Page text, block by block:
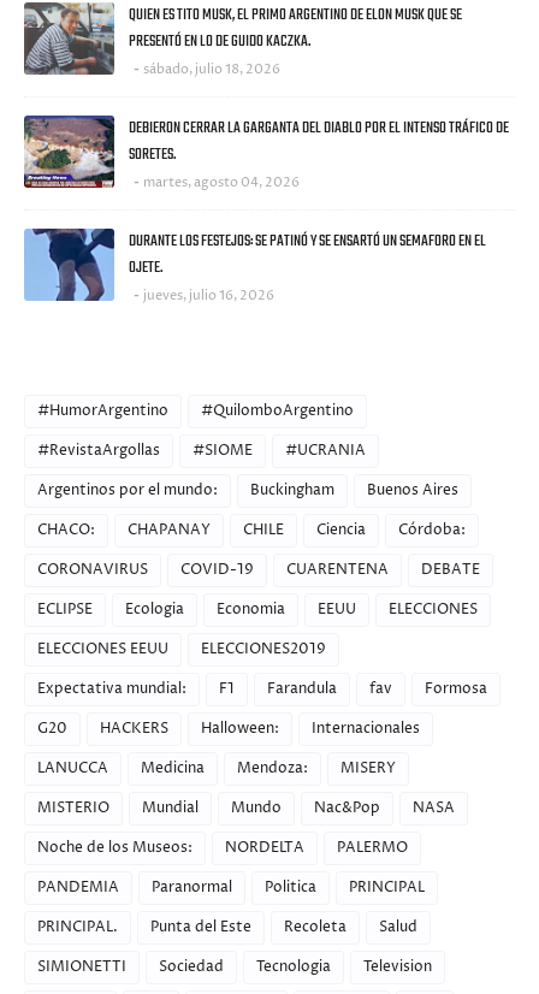
QUIEN ES TITO MUSK, EL PRIMO ARGENTINO DE ELON MUSK QUE SE
PRESENTÓ EN LO DE GUIDO KACZKA.
sábado, julio 18, 2026
DEBIERON CERRAR LA GARGANTA DEL DIABLO POR EL INTENSO TRÁFICO DE
SORETES.
martes, agosto 04, 2026
DURANTE LOS FESTEJOS: SE PATINÓ Y SE ENSARTÓ UN SEMAFORO EN EL
OJETE.
jueves, julio 16, 2026
#HumorArgentino
#QuilomboArgentino
#RevistaArgollas
#SIOME
#UCRANIA
Argentinos por el mundo:
Buckingham
Buenos Aires
CHACO:
CHAPANAY CHILE Ciencia
Córdoba:
CORONAVIRUS
COVID-19 CUARENTENA
DEBATE
ECLIPSE
Ecologia Economia EEUU
ELECCIONES
ELECCIONES EEUU
ELECCIONES2019
Expectativa mundial:
F1 Farandula fav
Formosa
G20
HACKERS Halloween:
Internacionales
LANUCCA
Medicina Mendoza:
MISERY
MISTERIO
Mundial Mundo Nac&Pop
NASA
Noche de los Museos:
NORDELTA
PALERMO
PANDEMIA
Paranormal Politica
PRINCIPAL
PRINCIPAL.
Punta del Este Recoleta
Salud
SIMIONETTI
Sociedad Tecnologia Television